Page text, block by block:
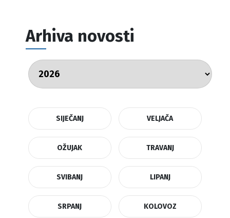
Arhiva novosti
SIJEČANJ VELJAČA
OŽUJAK TRAVANJ
SVIBANJ LIPANJ
SRPANJ KOLOVOZ